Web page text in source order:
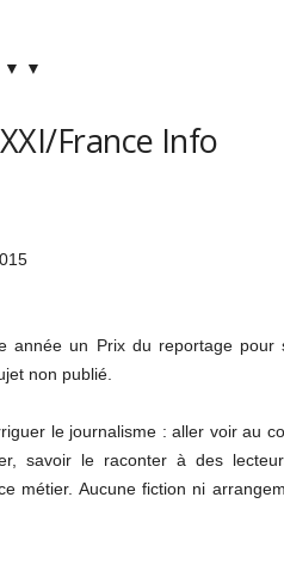
▼ ▼
France Info
année un Prix du reportage pour
non publié.
le journalisme : aller voir au
savoir le raconter à des
métier. Aucune fiction ni